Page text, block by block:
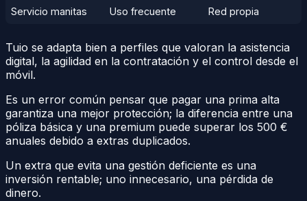
Servicio manitas Uso frecuente Red propia
Tuio se adapta bien a perfiles que valoran la asistencia
digital, la agilidad en la contratación y el control desde el
móvil.
Es un error común pensar que pagar una prima alta
garantiza una mejor protección; la diferencia entre una
póliza básica y una premium puede superar los 500 €
anuales debido a extras duplicados.
Un extra que evita una gestión deficiente es una
inversión rentable; uno innecesario, una pérdida de
dinero.